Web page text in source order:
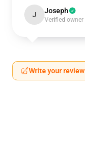
J Joseph
Verified owner
Write your review